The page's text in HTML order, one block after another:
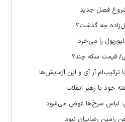
شروع فصل جدید
چه گذشت؟
را می‌خرد
ترکیب‌ام آر آی و این آزمایش‌ها
لباس سرخ‌ها عوض می‌شود
رامین رضاییان نبود